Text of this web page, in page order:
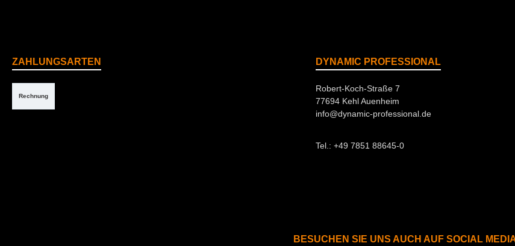
ZAHLUNGSARTEN
Rechnung
DYNAMIC PROFESSIONAL
Robert-Koch-Straße 7
77694 Kehl Auenheim
info@dynamic-professional.de
Tel.: +49 7851 88645-0
BESUCHEN SIE UNS AUCH AUF SOCIAL